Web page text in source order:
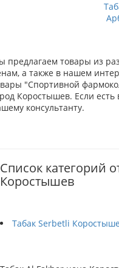
предлагаем товары из
а также в нашем
"Спортивной
Коростышев. Если
консультанту.
Список категорий
Коростышев
Табак Serbetli